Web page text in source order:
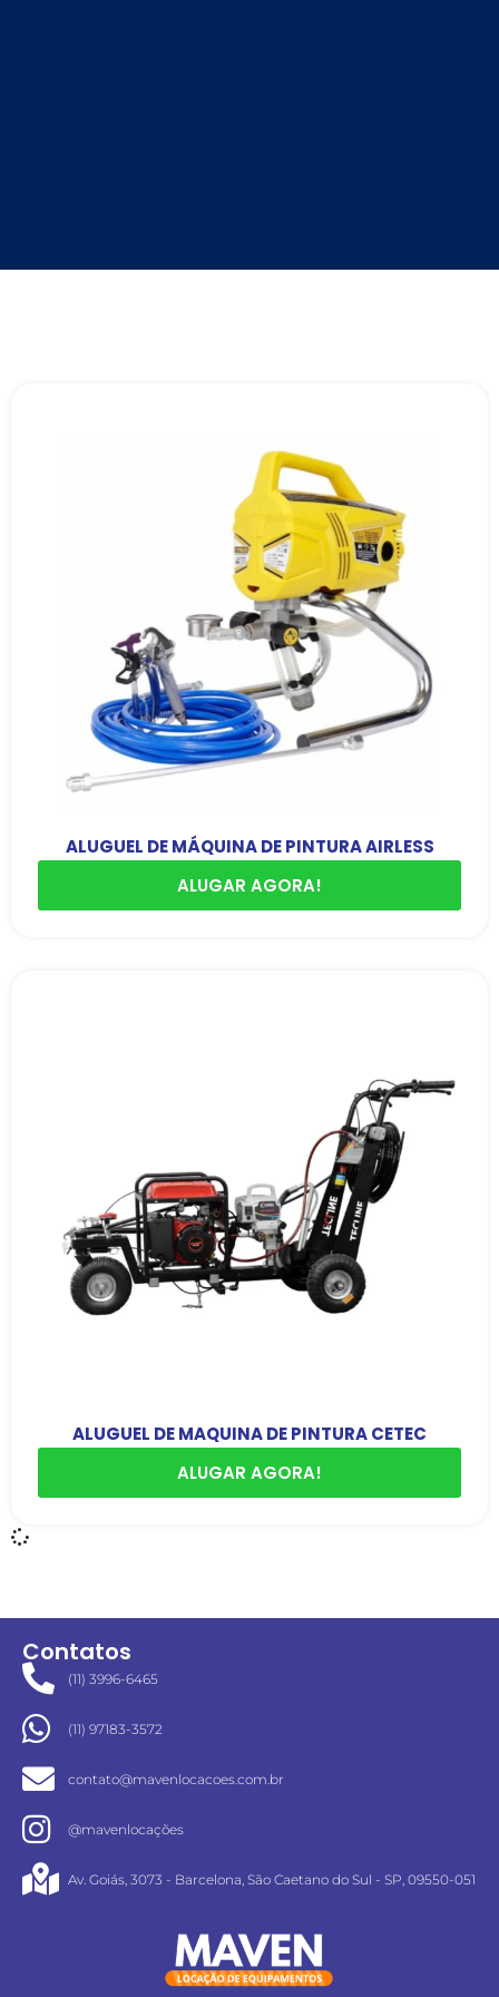
ALUGUEL DE MÁQUINA DE PINTURA AIRLESS
ALUGAR AGORA!
ALUGUEL DE MAQUINA DE PINTURA CETEC
ALUGAR AGORA!
Contatos
(11) 3996-6465
(11) 97183-3572
contato@mavenlocacoes.com.br
@mavenlocações
Av. Goiás, 3073 - Barcelona, São Caetano do Sul - SP, 09550-051